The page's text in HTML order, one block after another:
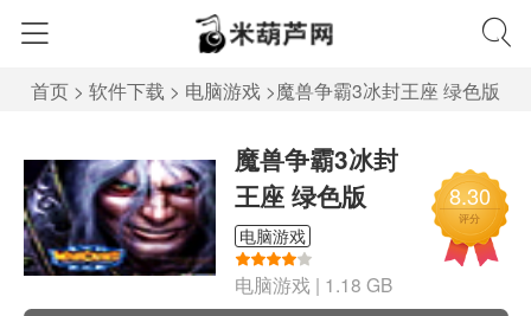
首页 > 软件下载 > 电脑游戏 >魔兽争霸3冰封王座 绿色版
魔兽争霸3冰封
王座 绿色版
电脑游戏
电脑游戏 | 1.18 GB
8.30
评分